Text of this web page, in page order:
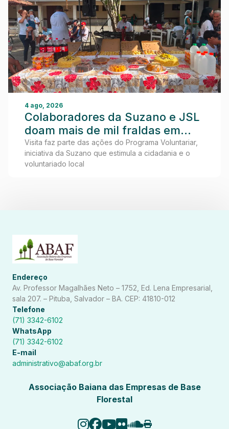
4 ago, 2026
Colaboradores da Suzano e JSL
doam mais de mil fraldas em
visita ao Lar dos Idosos de
Teixeira de Freitas
Visita faz parte das ações do Programa Voluntariar,
iniciativa da Suzano que estimula a cidadania e o
voluntariado local
Endereço
Av. Professor Magalhães Neto – 1752, Ed. Lena Empresarial,
sala 207. – Pituba, Salvador – BA. CEP: 41810-012
Telefone
(71) 3342-6102
WhatsApp
(71) 3342-6102
E-mail
administrativo@abaf.org.br
Associação Baiana das Empresas de Base
Florestal